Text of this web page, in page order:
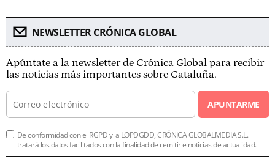
NEWSLETTER CRÓNICA GLOBAL
Apúntate a la newsletter de Crónica Global para recibir
las noticias más importantes sobre Cataluña.
APUNTARME
De conformidad con el RGPD y la LOPDGDD, CRÓNICA GLOBALMEDIA S.L.
tratará los datos facilitados con la finalidad de remitirle noticias de actualidad.